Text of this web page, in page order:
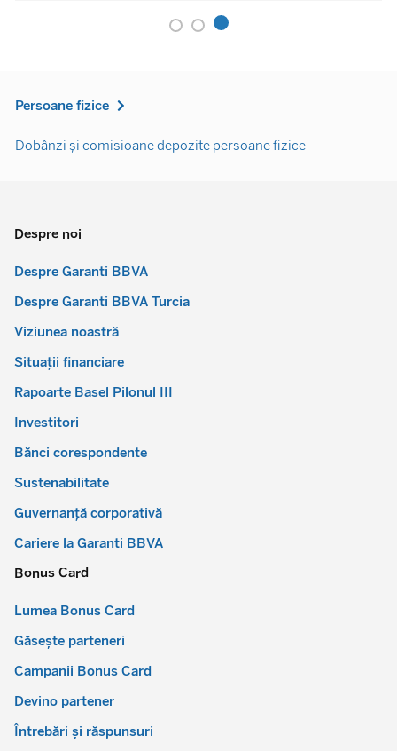
Persoane fizice
Dobânzi și comisioane depozite persoane fizice
Despre noi
Despre Garanti BBVA
Despre Garanti BBVA Turcia
Viziunea noastră
Situații financiare
Rapoarte Basel Pilonul III
Investitori
Bănci corespondente
Sustenabilitate
Guvernanță corporativă
Cariere la Garanti BBVA
Bonus Card
Lumea Bonus Card
Găsește parteneri
Campanii Bonus Card
Devino partener
Întrebări și răspunsuri